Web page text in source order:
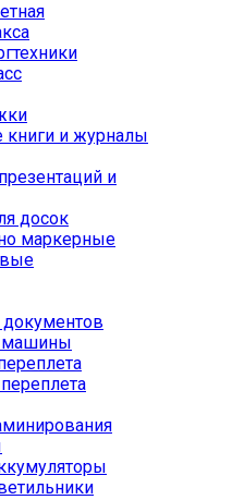
книги и журналы
и
досок
маркерные
машины